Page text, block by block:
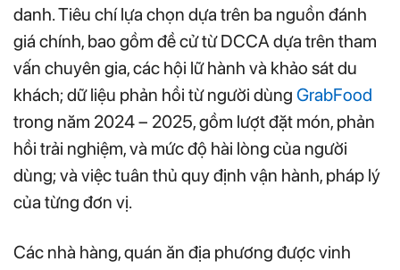
danh. Tiêu chí lựa chọn dựa trên ba nguồn đánh
giá chính, bao gồm đề cử từ DCCA dựa trên tham
vấn chuyên gia, các hội lữ hành và khảo sát du
khách; dữ liệu phản hồi từ người dùng GrabFood
trong năm 2024 – 2025, gồm lượt đặt món, phản
hồi trải nghiệm, và mức độ hài lòng của người
dùng; và việc tuân thủ quy định vận hành, pháp lý
của từng đơn vị.
Các nhà hàng, quán ăn địa phương được vinh